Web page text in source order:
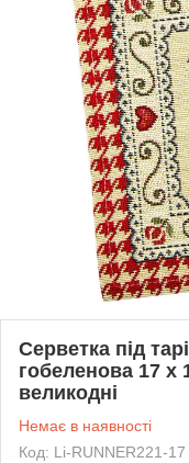
Серветка під
гобеленова 17 х
великодні
Немає в наявності
Код: Li-RUNNER221-17